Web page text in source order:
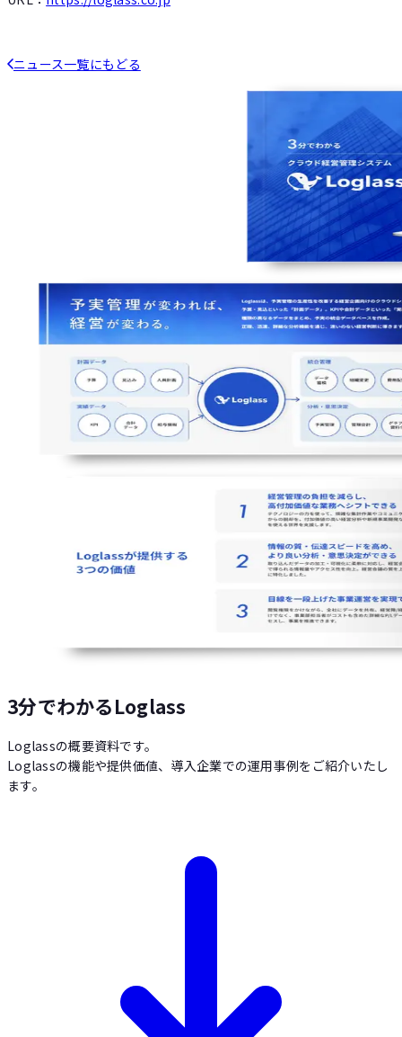
ニュース一覧にもどる
3分でわかるLoglass
Loglassの概要資料です。
Loglassの機能や提供価値、導入企業での運用事例をご紹介いたし
ます。